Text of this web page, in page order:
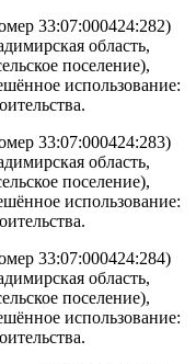
33:07:000424:282)
область,
поселение),
использование:
33:07:000424:283)
область,
поселение),
использование:
33:07:000424:284)
область,
поселение),
использование: